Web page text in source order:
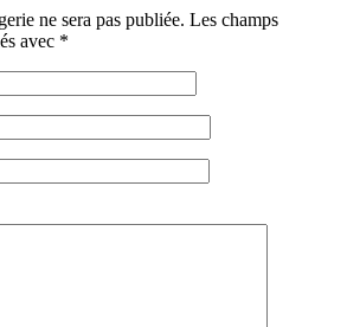
ne sera pas publiée. Les champs
avec *